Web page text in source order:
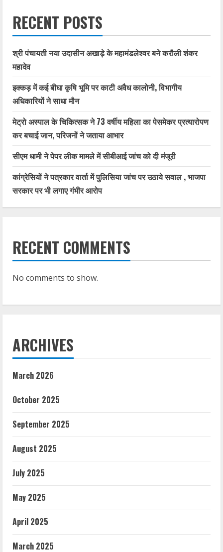
RECENT POSTS
श्री पंचायती नया उदासीन अखाड़े के महामंडलेश्वर बने करौली शंकर
महादेव
इक्कड़ में कई बीघा कृषि भूमि पर काटी अवैध कालोनी, विभागीय
अधिकारियों ने साधा मौन
मेट्रो अस्पाल के चिकित्सक ने 73 वर्षीय महिला का पेसमेकर प्रत्यारोपण
कर बचाई जान, परिजनों ने जताया आभार
सीएम धामी ने पेपर लीक मामले में सीबीआई जांच को दी मंजूरी
कांग्रेसियों ने पत्रकार वार्ता में पुलिसिया जांच पर उठाये सवाल , भाजपा
सरकार पर भी लगाए गंभीर आरोप
RECENT COMMENTS
No comments to show.
ARCHIVES
March 2026
October 2025
September 2025
August 2025
July 2025
May 2025
April 2025
March 2025